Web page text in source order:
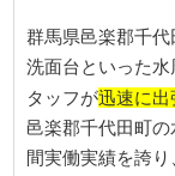
群馬県邑楽郡千代
洗面台といった
タッフが迅速に出
邑楽郡千代田町
間実働実績を誇